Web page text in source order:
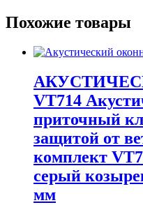
Похожие товары
VT714
приточный
защитой от
комплект
серый
мм